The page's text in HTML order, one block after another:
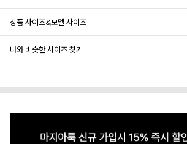
상품 사이즈&모델 사이즈
나와 비슷한 사이즈 찾기